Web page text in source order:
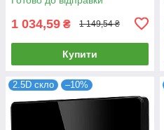
1 034,59 ₴ 1 149,54 ₴
Купити
2.5D скло –10%